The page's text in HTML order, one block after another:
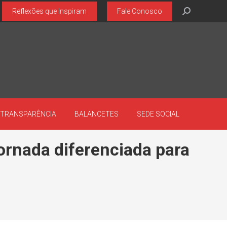
Reflexões que Inspiram Fale Conosco Search:
TRANSPARÊNCIA BALANCETES SEDE SOCIAL
diferenciada para